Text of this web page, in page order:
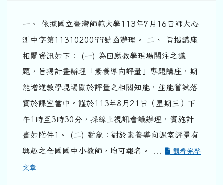
一、 依據國立臺灣師範大學113年7月16日師大心
測中字第1131020099號函辦理。 二、 旨揭講座
相關資訊如下： (一) 為回應教學現場關注之議
題，旨揭計畫辦理「素養導向評量」專題講座，期
能增進教學現場關於評量之相關知能，並能嘗試落
實於課室當中。謹於113年8月21日（星期三）下
午1時至3時30分，採線上視訊會議辦理，實施計
畫如附件1。 (二) 對象：對於素養導向課室評量有
興趣之全國國中小教師，均可報名。 ...
觀看完整
文章